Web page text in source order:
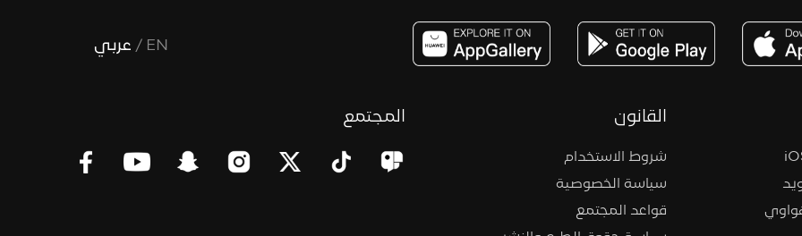
EN
/ عربي
القانون
شروط الاستخدام
سياسة الخصوصية
قواعد المجتمع
المجتمع